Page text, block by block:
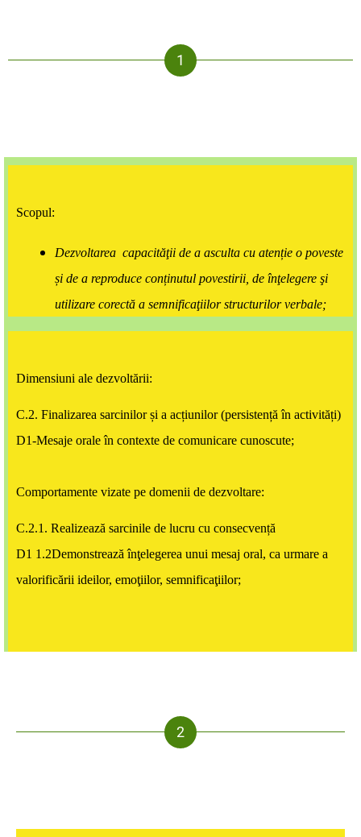
Scopul:
Dezvoltarea capacităţii de a asculta cu atenție o poveste
și de a reproduce conținutul povestirii, de înţelegere şi
utilizare corectă a semnificaţiilor structurilor verbale;
Dimensiuni ale dezvoltării:
C.2. Finalizarea sarcinilor și a acțiunilor (persistență în activități)
D1-Mesaje orale în contexte de comunicare cunoscute;
Comportamente vizate pe domenii de dezvoltare:
C.2.1. Realizează sarcinile de lucru cu consecvență
D1 1.2Demonstrează înţelegerea unui mesaj oral, ca urmare a
valorificării ideilor, emoţiilor, semnificaţiilor;